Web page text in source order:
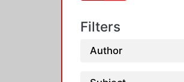
Filters
Author